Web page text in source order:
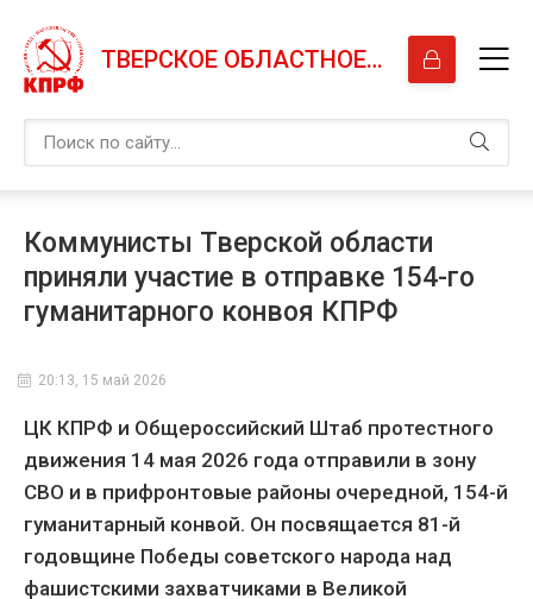
ТВЕРСКОЕ ОБЛАСТНОЕ ОТДЕЛЕНИЕ КПРФ
Коммунисты Тверской области
приняли участие в отправке 154-го
гуманитарного конвоя КПРФ
20:13, 15 май 2026
ЦК КПРФ и Общероссийский Штаб протестного
движения 14 мая 2026 года отправили в зону
СВО и в прифронтовые районы очередной, 154-й
гуманитарный конвой. Он посвящается 81-й
годовщине Победы советского народа над
фашистскими захватчиками в Великой